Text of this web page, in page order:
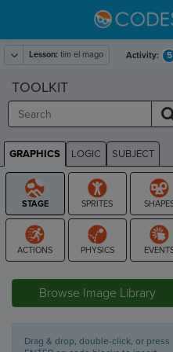
Lesson: tim el mago Activity: 5
TOOLKIT
GRAPHICS LOGIC SUBJECT
GRAPHICS
Browse Image Library
Drag & drop, double-click, or press